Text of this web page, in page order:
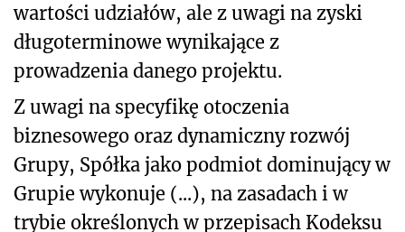
wartości udziałów, ale z uwagi na zyski
długoterminowe wynikające z
prowadzenia danego projektu.
Z uwagi na specyfikę otoczenia
biznesowego oraz dynamiczny rozwój
Grupy, Spółka jako podmiot dominujący w
Grupie wykonuje (...), na zasadach i w
trybie określonych w przepisach Kodeksu